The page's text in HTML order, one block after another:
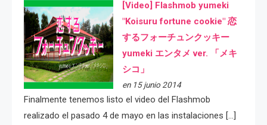
[Video] Flashmob yumeki
"Koisuru fortune cookie" 恋
するフォーチュンクッキー
yumeki エンタメ ver. 「メキ
シコ」
en 15 junio 2014
Finalmente tenemos listo el video del Flashmob
realizado el pasado 4 de mayo en las instalaciones […]